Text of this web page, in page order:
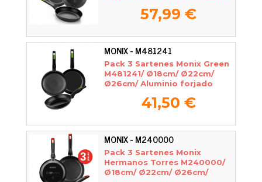
57,99 €
MONIX - M481241
Pack 3 Sartenes Monix Green
M481241/ Ø18cm/ Ø22cm/
Ø26cm/ Aluminio forjado
41,50 €
MONIX - M240000
Pack 3 Sartenes Monix
Hermanos Torres M240000/
Ø18cm/ Ø22cm/ Ø26cm/